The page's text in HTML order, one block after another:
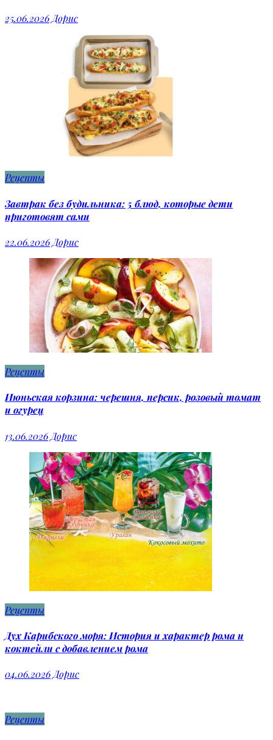
25.06.2026Дорис
Рецепты
Завтрак без будильника: 5 блюд, которые дети
приготовят сами
22.06.2026 Дорис
Рецепты
Июньская корзина: черешня, персик, розовый томат
и огурец
13.06.2026 Дорис
Рецепты
Дух Карибского моря: История и характер рома и
коктейли с добавлением рома
04.06.2026 Дорис
Рецепты